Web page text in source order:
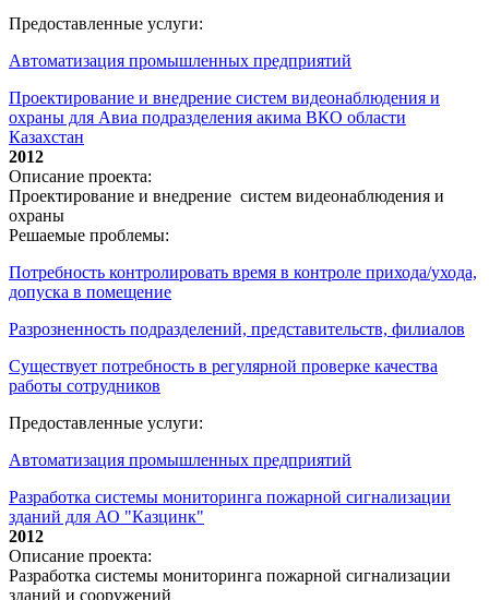
Предоставленные услуги:
Автоматизация промышленных предприятий
Проектирование и внедрение систем видеонаблюдения и
охраны для Авиа подразделения акима ВКО области
Казахстан
2012
Описание проекта:
Проектирование и внедрение систем видеонаблюдения и
охраны
Решаемые проблемы:
Потребность контролировать время в контроле прихода/ухода,
допуска в помещение
Разрозненность подразделений, представительств, филиалов
Существует потребность в регулярной проверке качества
работы сотрудников
Предоставленные услуги:
Автоматизация промышленных предприятий
Разработка системы мониторинга пожарной сигнализации
зданий для АО "Казцинк"
2012
Описание проекта:
Разработка системы мониторинга пожарной сигнализации
зданий и сооружений